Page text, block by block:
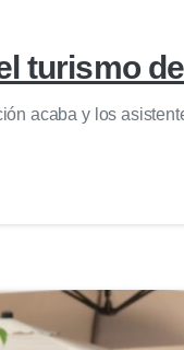
turismo
acaba y los